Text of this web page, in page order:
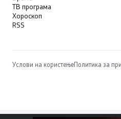
ТВ програма
Хороскоп
RSS
Услови на користењеПолитика за